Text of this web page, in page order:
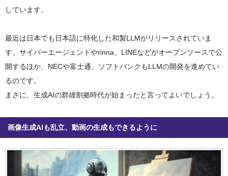
しています。
最近は日本でも日本語に特化した和製LLMがリリースされていま
す。サイバーエージェントやrinna、LINEなどがオープンソースで公
開するほか、NECや富士通、ソフトバンクもLLMの開発を進めてい
るのです。
まさに、生成AIの群雄割拠時代が始まったと言ってよいでしょう。
画像生成AIも乱立、動画の生成もできるように